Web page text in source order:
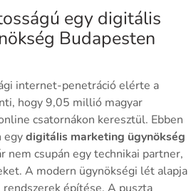
egy digitális
Budapesten
internet-penetráció elérte a
hogy 9,05 millió magyar
csatornákon keresztül. Ebben
egydigitális marketing ügynökség
nem csupán egy technikai partner,
A modern ügynökségi lét alapja